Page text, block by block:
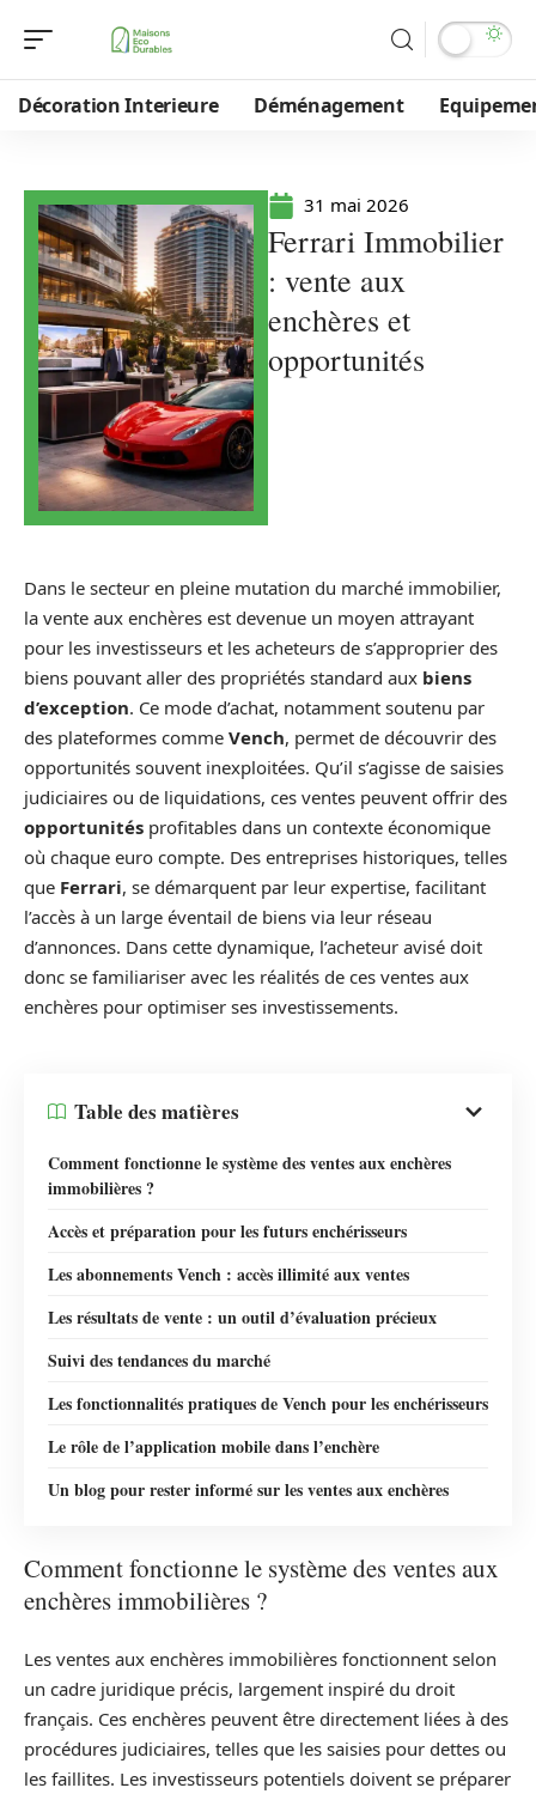
Décoration Interieure Déménagement
31 mai 2026
Ferrari Immobilier
: vente aux
enchères et
opportunités
Dans le secteur en pleine mutation du marché immobilier,
la vente aux enchères est devenue un moyen attrayant
pour les investisseurs et les acheteurs de s’approprier des
biens pouvant aller des propriétés standard aux biens
d’exception. Ce mode d’achat, notamment soutenu par
des plateformes comme Vench, permet de découvrir des
opportunités souvent inexploitées. Qu’il s’agisse de saisies
judiciaires ou de liquidations, ces ventes peuvent offrir des
opportunités profitables dans un contexte économique
où chaque euro compte. Des entreprises historiques, telles
que Ferrari, se démarquent par leur expertise, facilitant
l’accès à un large éventail de biens via leur réseau
d’annonces. Dans cette dynamique, l’acheteur avisé doit
donc se familiariser avec les réalités de ces ventes aux
enchères pour optimiser ses investissements.
Table des matières
Comment fonctionne le système des ventes aux enchères
immobilières ?
Accès et préparation pour les futurs enchérisseurs
Les abonnements Vench : accès illimité aux ventes
Les résultats de vente : un outil d’évaluation précieux
Suivi des tendances du marché
Les fonctionnalités pratiques de Vench pour les enchérisseurs
Le rôle de l’application mobile dans l’enchère
Un blog pour rester informé sur les ventes aux enchères
Comment fonctionne le système des ventes aux
enchères immobilières ?
Les ventes aux enchères immobilières fonctionnent selon
un cadre juridique précis, largement inspiré du droit
français. Ces enchères peuvent être directement liées à des
procédures judiciaires, telles que les saisies pour dettes ou
les faillites. Les investisseurs potentiels doivent se préparer